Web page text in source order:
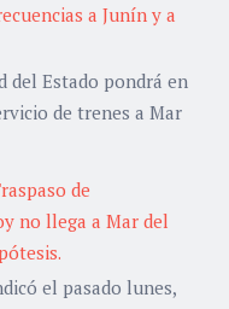
a Junín y a
del Estado pondrá en
de trenes a Mar
de
no llega a Mar del
el pasado lunes,